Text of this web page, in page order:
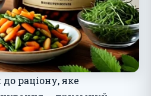
раціону, яке